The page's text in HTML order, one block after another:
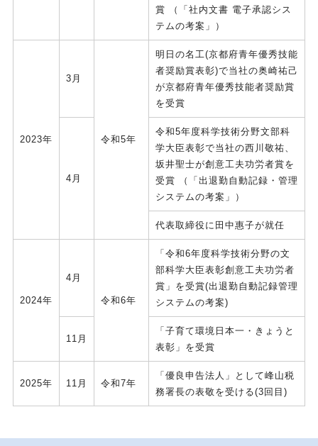
賞 （「社内文書 電子承認シス
テムの考案」）
2023年
3月
令和5年
明日の名工(京都府青年優秀技能
者奨励賞表彰)で当社の奥崎祐己
が京都府青年優秀技能者奨励賞
を受賞
4月
令和5年度科学技術分野文部科
学大臣表彰で当社の西川敬祐、
坂井聖士が創意工夫功労者賞を
受賞 （「出退勤自動記録・管理
システムの考案」）
代表取締役に田中惠子が就任
2024年
4月
令和6年
「令和6年度科学技術分野の文
部科学大臣表彰創意工夫功労者
賞」を受賞(出退勤自動記録管理
システムの考案)
11月
「子育て環境日本一・きょうと
表彰」を受賞
2025年 11月 令和7年
「優良申告法人」として峰山税
務署長の表敬を受ける(3回目)